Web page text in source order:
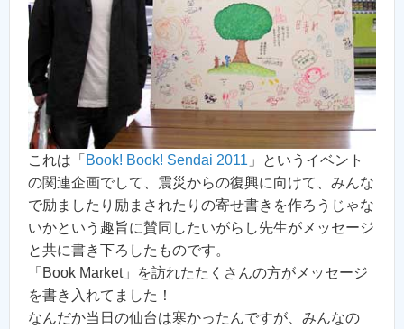
これは「 Book! Book! Sendai 2011 」というイベント
の関連企画でして、震災からの復興に向けて、みんな
で励ましたり励まされたりの寄せ書きを作ろうじゃな
いかという趣旨に賛同したいがらし先生がメッセージ
と共に書き下ろしたものです。
「Book Market」を訪れたたくさんの方がメッセージ
を書き入れてました！
なんだか当日の仙台は寒かったんですが、みんなの